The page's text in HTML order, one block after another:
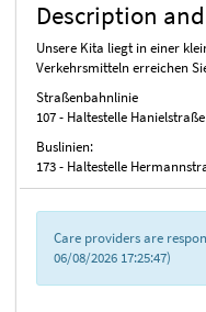
Description
Unsere Kita liegt in einer
Verkehrsmitteln erreichen
107 - Haltestelle Hanielstraße
Buslinien:
173 - Haltestelle
Care providers are
06/08/2026 17:25:47)